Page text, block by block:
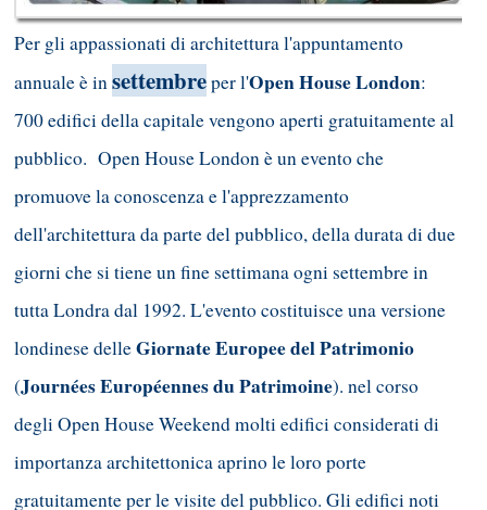
Per gli appassionati di architettura l'appuntamento
annuale è insettembreper l'Open House London:
700 edifici della capitale vengono aperti gratuitamente al
pubblico. Open House London è un evento che
promuove la conoscenza e l'apprezzamento
dell'architettura da parte del pubblico, della durata di due
giorni che si tiene un fine settimana ogni settembre in
tutta Londra dal 1992. L'evento costituisce una versione
londinese delleGiornate Europee del Patrimonio
(Journées Européennes du Patrimoine). nel corso
degli Open House Weekend molti edifici considerati di
importanza architettonica aprino le loro porte
gratuitamente per le visite del pubblico. Gli edifici noti